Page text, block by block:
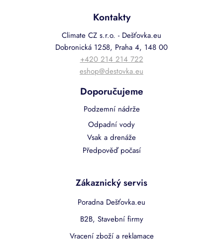
Kontakty
Climate CZ s.r.o. - Dešťovka.eu
Dobronická 1258, Praha 4, 148 00
+420 214 214 722
eshop@destovka.eu
Doporučujeme
Podzemní nádrže
Odpadní vody
Vsak a drenáže
Předpověď počasí
Zákaznický servis
Poradna Dešťovka.eu
B2B, Stavební firmy
Vracení zboží a reklamace